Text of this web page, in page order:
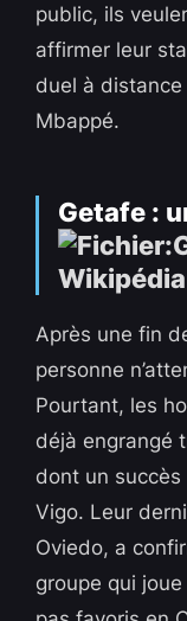
public, ils
affirmer leur
duel à
Mbappé.
Getafe :
Après une fin
personne
Pourtant, les
déjà engrangé
dont un
Vigo. Leur
Oviedo, a
groupe qui